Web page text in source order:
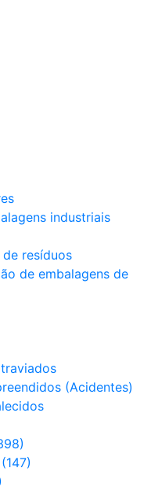
industriais
resíduos
de embalagens de
(Acidentes)